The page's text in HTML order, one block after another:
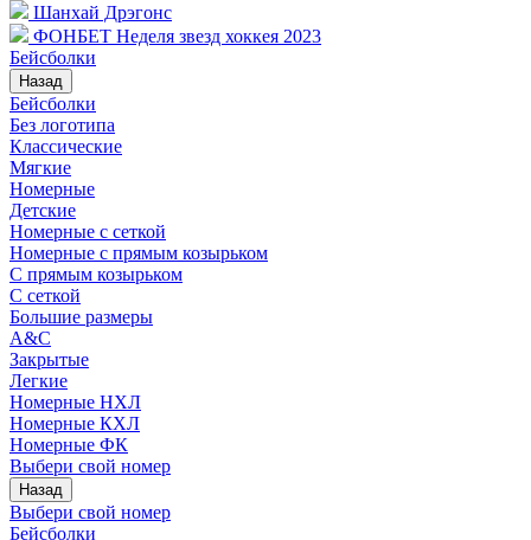
Шанхай Дрэгонс
ФОНБЕТ Неделя звезд хоккея 2023
Бейсболки
Назад
Бейсболки
Без логотипа
Классические
Мягкие
Номерные
Детские
Номерные с сеткой
Номерные с прямым козырьком
С прямым козырьком
С сеткой
Большие размеры
A&C
Закрытые
Легкие
Номерные НХЛ
Номерные КХЛ
Номерные ФК
Выбери свой номер
Назад
Выбери свой номер
Бейсболки